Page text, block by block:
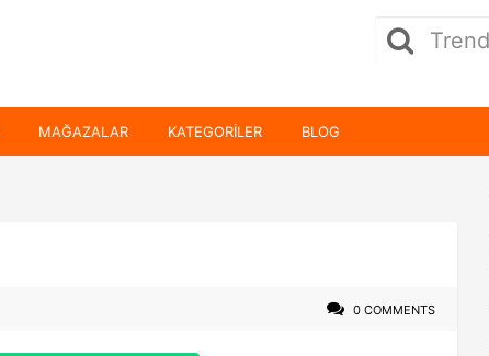
MAĞAZALAR KATEGORILER BLOG
0 COMMENTS